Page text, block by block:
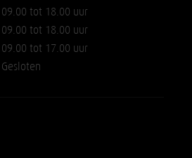
09.00 tot 18.00 uur
09.00 tot 18.00 uur
09.00 tot 17.00 uur
Gesloten